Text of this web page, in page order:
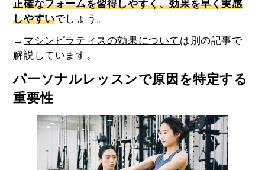
正確なフォームを習得しやすく、効果を早く実感
しやすいでしょう。
→ マシンピラティスの効果について は別の記事で
解説しています。
パーソナルレッスンで原因を特定する
重要性